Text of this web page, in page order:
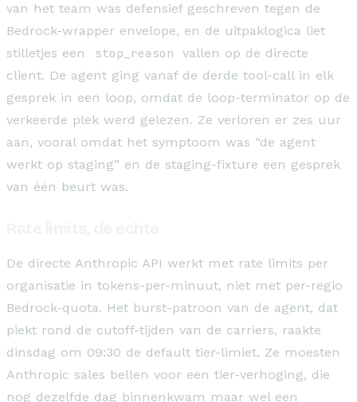
van het team was defensief geschreven tegen de
Bedrock-wrapper envelope, en de uitpaklogica liet
stilletjes een
stop_reason
vallen op de directe
client. De agent ging vanaf de derde tool-call in elk
gesprek in een loop, omdat de loop-terminator op de
verkeerde plek werd gelezen. Ze verloren er zes uur
aan, vooral omdat het symptoom was “de agent
werkt op staging” en de staging-fixture een gesprek
van één beurt was.
De directe Anthropic API werkt met rate limits per
organisatie in tokens-per-minuut, niet met per-regio
Bedrock-quota. Het burst-patroon van de agent, dat
piekt rond de cutoff-tijden van de carriers, raakte
dinsdag om 09:30 de default tier-limiet. Ze moesten
Anthropic sales bellen voor een tier-verhoging, die
nog dezelfde dag binnenkwam maar wel een